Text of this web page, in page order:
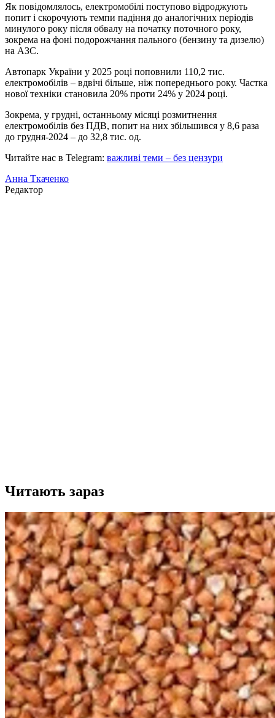
Як повідомлялось, електромобілі поступово відроджують
попит і скорочують темпи падіння до аналогічних періодів
минулого року після обвалу на початку поточного року,
зокрема на фоні подорожчання пального (бензину та дизелю)
на АЗС.
Автопарк України у 2025 році поповнили 110,2 тис.
електромобілів – вдвічі більше, ніж попереднього року. Частка
нової техніки становила 20% проти 24% у 2024 році.
Зокрема, у грудні, останньому місяці розмитнення
електромобілів без ПДВ, попит на них збільшився у 8,6 раза
до грудня-2024 – до 32,8 тис. од.
Читайте нас в Telegram: важливі теми – без цензури
Анна Ткаченко
Редактор
Читають зараз